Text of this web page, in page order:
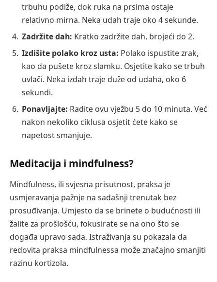
trbuhu podiže, dok ruka na prsima ostaje
relativno mirna. Neka udah traje oko 4 sekunde.
Zadržite dah: Kratko zadržite dah, brojeći do 2.
Izdišite polako kroz usta: Polako ispustite zrak,
kao da pušete kroz slamku. Osjetite kako se trbuh
uvlači. Neka izdah traje duže od udaha, oko 6
sekundi.
Ponavljajte: Radite ovu vježbu 5 do 10 minuta. Već
nakon nekoliko ciklusa osjetit ćete kako se
napetost smanjuje.
Meditacija i mindfulness?
Mindfulness, ili svjesna prisutnost, praksa je
usmjeravanja pažnje na sadašnji trenutak bez
prosuđivanja. Umjesto da se brinete o budućnosti ili
žalite za prošlošću, fokusirate se na ono što se
događa upravo sada. Istraživanja su pokazala da
redovita praksa mindfulnessa može značajno smanjiti
razinu kortizola.